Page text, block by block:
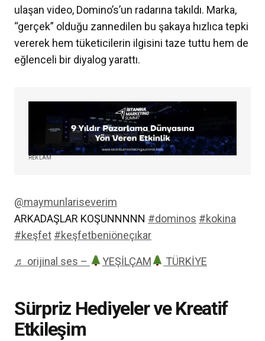
ulaşan video, Domino’s’un radarına takıldı. Marka,
“gerçek” olduğu zannedilen bu şakaya hızlıca tepki
vererek hem tüketicilerin ilgisini taze tuttu hem de
eğlenceli bir diyalog yarattı.
REKLAM
@maymunlariseverim
ARKADAŞLAR KOŞUNNNNN #dominos #kokina
#keşfet #keşfetbeniöneçıkar
♬ orijinal ses – YEŞİLÇAM TÜRKİYE
Sürpriz Hediyeler ve Kreatif
Etkileşim